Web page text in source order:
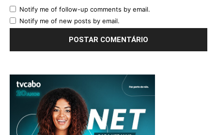
Notify me of follow-up comments by email.
Notify me of new posts by email.